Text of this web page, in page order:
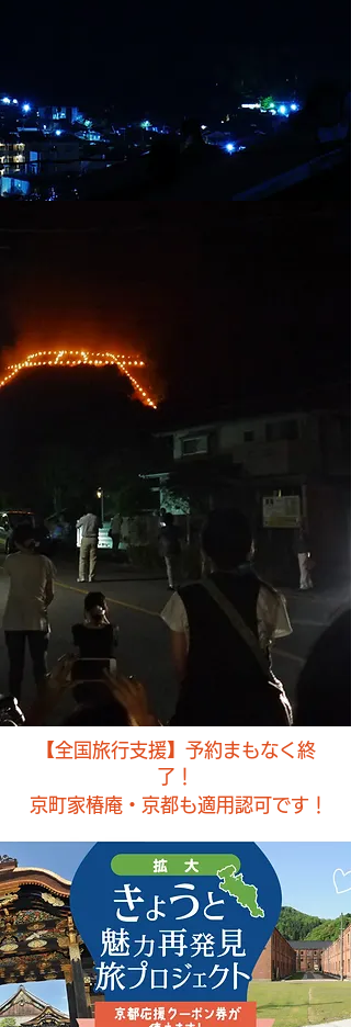
【全国旅行支援】予約まもなく終
了！
京町家椿庵・京都も適用認可です！